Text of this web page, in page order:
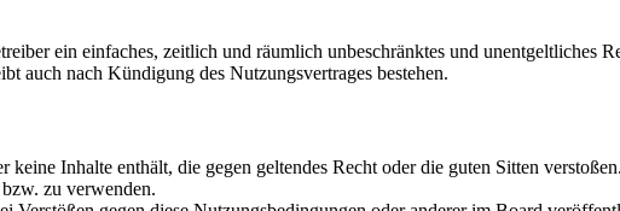
ein einfaches, zeitlich und räumlich unbeschränktes und unentgeltliches
auch nach Kündigung des Nutzungsvertrages bestehen.
Inhalte enthält, die gegen geltendes Recht oder die guten Sitten
zu verwenden.